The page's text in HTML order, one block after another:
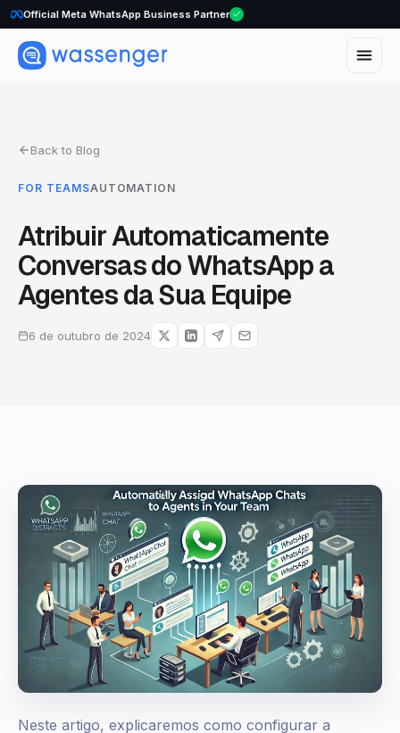
Official Meta WhatsApp Business Partner
Back to Blog
FOR TEAMSAUTOMATION
Atribuir Automaticamente
Conversas do WhatsApp a
Agentes da Sua Equipe
6 de outubro de 2024
Neste artigo, explicaremos como configurar a